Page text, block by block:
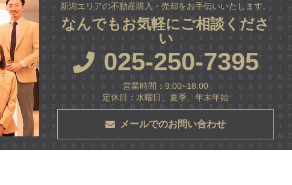
新潟エリアの不動産購入・売却をお手伝いいたします。
なんでもお気軽にご相談くださ
い
025-250-7395
営業時間：9:00~18:00
定休日：水曜日、夏季、年末年始
メールでのお問い合わせ